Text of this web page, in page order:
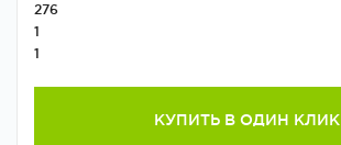
276
1
1
КУПИТЬ В ОДИН КЛИК